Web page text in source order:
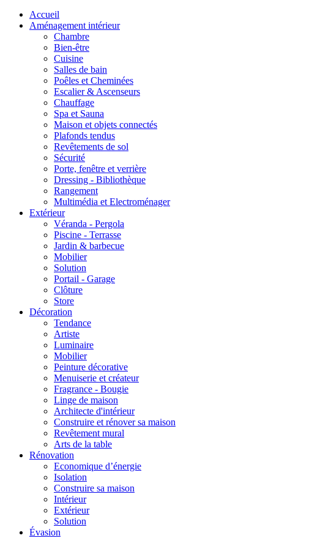
Accueil
Aménagement intérieur
Chambre
Bien-être
Cuisine
Salles de bain
Poêles et Cheminées
Escalier & Ascenseurs
Chauffage
Spa et Sauna
Maison et objets connectés
Plafonds tendus
Revêtements de sol
Sécurité
Porte, fenêtre et verrière
Dressing - Bibliothèque
Rangement
Multimédia et Electroménager
Extérieur
Véranda - Pergola
Piscine - Terrasse
Jardin & barbecue
Mobilier
Solution
Portail - Garage
Clôture
Store
Décoration
Tendance
Artiste
Luminaire
Mobilier
Peinture décorative
Menuiserie et créateur
Fragrance - Bougie
Linge de maison
Architecte d'intérieur
Construire et rénover sa maison
Revêtement mural
Arts de la table
Rénovation
Economique d’énergie
Isolation
Construire sa maison
Intérieur
Extérieur
Solution
Évasion